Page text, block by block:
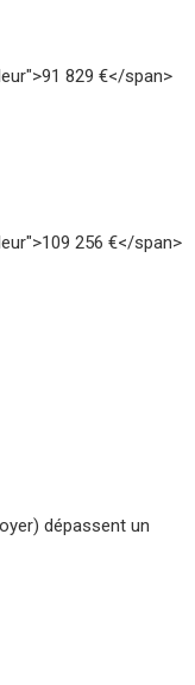
829 €</span>
256 €</span>
dépassent un